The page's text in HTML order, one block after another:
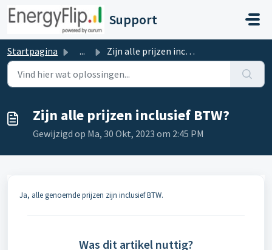
Doorgaan naar hoofdinhoud
Support
Startpagina ... Zijn alle prijzen inclusief BTW?
Zijn alle prijzen inclusief BTW?
Gewijzigd op Ma, 30 Okt, 2023 om 2:45 PM
Ja, alle genoemde prijzen zijn inclusief BTW.
Was dit artikel nuttig?